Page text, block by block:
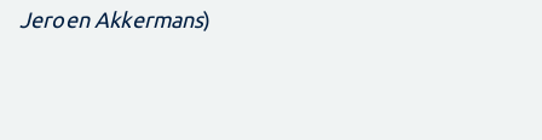
Jeroen Akkermans)